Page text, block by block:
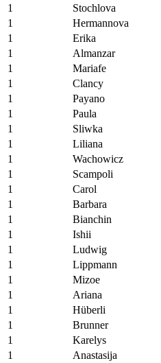
1 Stochlova
1
Hermannova
1
Erika
1
Almanzar
1
Mariafe
1
Clancy
1
Payano
1
Paula
1
Sliwka
1
Liliana
1
Wachowicz
1
Scampoli
1
Carol
1
Barbara
1
Bianchin
1
Ishii
1
Ludwig
1
Lippmann
1
Mizoe
1
Ariana
1
Hüberli
1
Brunner
1
Karelys
1
Anastasija